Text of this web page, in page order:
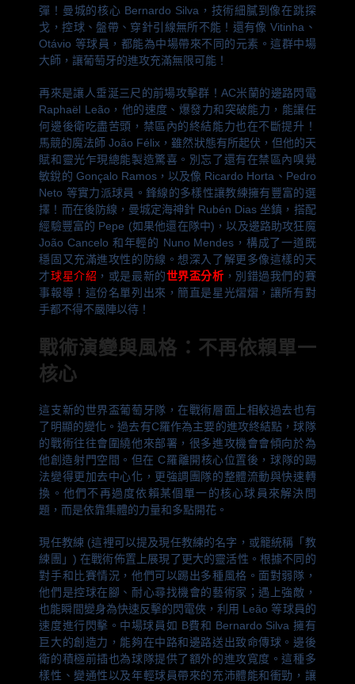
彈！曼城的核心 Bernardo Silva，技術細膩到像在跳探
戈，控球、盤帶、穿針引線無所不能！還有像 Vitinha、
Otávio 等球員，都能為中場帶來不同的元素。這群中場
大師，讓葡萄牙的進攻充滿無限可能！
再來是讓人垂涎三尺的前場攻擊群！AC米蘭的邊路閃電
Raphaël Leão，他的速度、爆發力和突破能力，能讓任
何邊後衛吃盡苦頭，禁區內的終結能力也在不斷提升！
馬競的魔法師 João Félix，雖然狀態有所起伏，但他的天
賦和靈光乍現總能製造驚喜。別忘了還有在禁區內嗅覺
敏銳的 Gonçalo Ramos，以及像 Ricardo Horta、Pedro
Neto 等實力派球員。鋒線的多樣性讓教練擁有豐富的選
擇！而在後防線，曼城定海神針 Rubén Dias 坐鎮，搭配
經驗豐富的 Pepe (如果他還在隊中)，以及邊路助攻狂魔
João Cancelo 和年輕的 Nuno Mendes，構成了一道既
穩固又充滿進攻性的防線。想深入了解更多像這樣的天
才球星介紹 ，或是最新的世界盃分析 ，別錯過我們的賽
事報導！這份名單列出來，簡直是星光熠熠，讓所有對
手都不得不嚴陣以待！
戰術演變與風格：不再依賴單一
核心
這支新的世界盃葡萄牙隊，在戰術層面上相較過去也有
了明顯的變化。過去有C羅作為主要的進攻終結點，球隊
的戰術往往會圍繞他來部署，很多進攻機會會傾向於為
他創造射門空間。但在 C羅離開核心位置後，球隊的踢
法變得更加去中心化，更強調團隊的整體流動與快速轉
換。他們不再過度依賴某個單一的核心球員來解決問
題，而是依靠集體的力量和多點開花。
現任教練 (這裡可以提及現任教練的名字，或籠統稱「教
練團」) 在戰術佈置上展現了更大的靈活性。根據不同的
對手和比賽情況，他們可以踢出多種風格。面對弱隊，
他們是控球在腳、耐心尋找機會的藝術家；遇上強敵，
也能瞬間變身為快速反擊的閃電俠，利用 Leão 等球員的
速度進行閃擊。中場球員如 B費和 Bernardo Silva 擁有
巨大的創造力，能夠在中路和邊路送出致命傳球。邊後
衛的積極前插也為球隊提供了額外的進攻寬度。這種多
樣性、變通性以及年輕球員帶來的充沛體能和衝勁，讓